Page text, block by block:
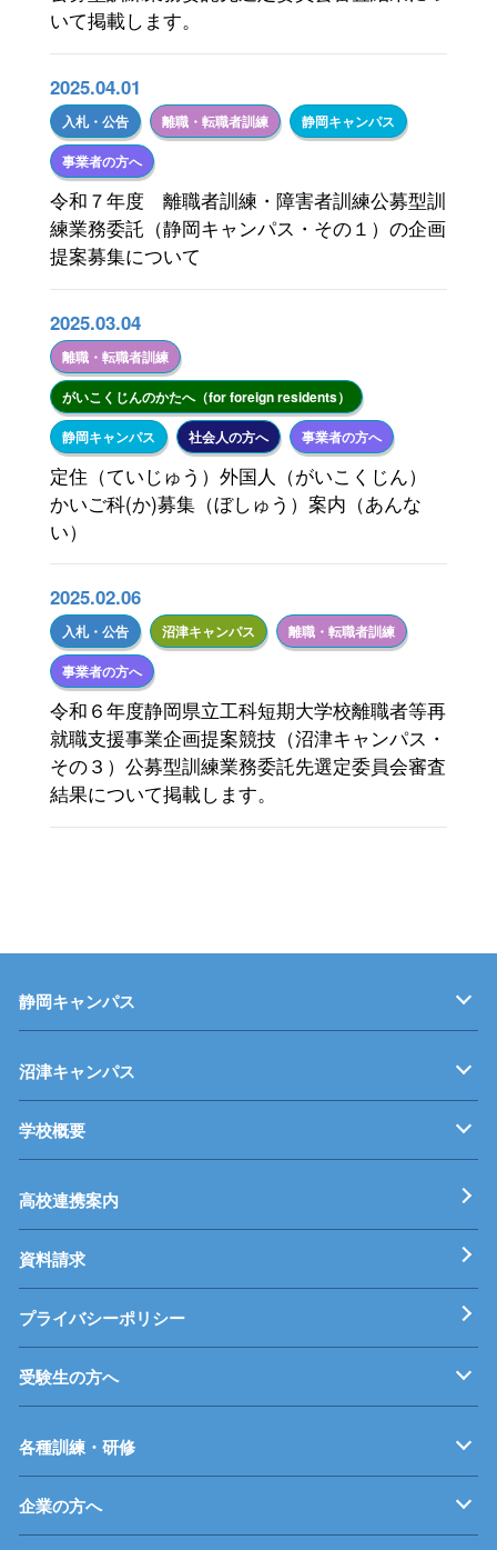
いて掲載します。
2025.04.01
入札・公告 離職・転職者訓練
静岡キャンパス
事業者の方へ
令和７年度 離職者訓練・障害者訓練公募型訓
練業務委託（静岡キャンパス・その１）の企画
提案募集について
2025.03.04
離職・転職者訓練
がいこくじんのかたへ（for foreign residents）
静岡キャンパス
社会人の方へ 事業者の方へ
定住（ていじゅう）外国人（がいこくじん）
かいご科(か)募集（ぼしゅう）案内（あんな
い）
2025.02.06
入札・公告 沼津キャンパス
離職・転職者訓練
事業者の方へ
令和６年度静岡県立工科短期大学校離職者等再
就職支援事業企画提案競技（沼津キャンパス・
その３）公募型訓練業務委託先選定委員会審査
結果について掲載します。
静岡キャンパス
キャンパス紹介
機械・制御技術科
電気技術科
建築設備科
沼津キャンパス
キャンパス紹介
機械・生産技術科
電子情報技術科
情報技術科
学校概要
基本理念
校長挨拶
すうじでみる静岡県立工科短期大学校
工科短大評価委員会
高校連携案内
資料請求
プライバシーポリシー
受験生の方へ
募集要項
オープンキャンパス
受験料等
高校連携案内
各種訓練・研修
企業従業員の方へ
再就職を考えている方へ
障がいのある方へ
企業の方へ